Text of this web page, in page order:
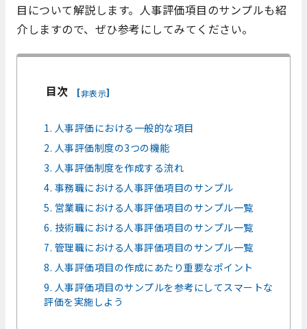
目について解説します。人事評価項目のサンプルも紹
介しますので、ぜひ参考にしてみてください。
目次 [非表示]
1. 人事評価における一般的な項目
2. 人事評価制度の3つの機能
3. 人事評価制度を作成する流れ
4. 事務職における人事評価項目のサンプル
5. 営業職における人事評価項目のサンプル一覧
6. 技術職における人事評価項目のサンプル一覧
7. 管理職における人事評価項目のサンプル一覧
8. 人事評価項目の作成にあたり重要なポイント
9. 人事評価項目のサンプルを参考にしてスマートな
評価を実施しよう